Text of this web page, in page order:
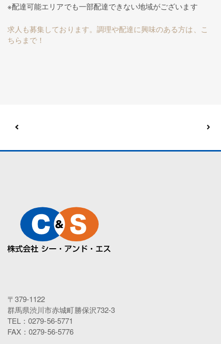
※配達可能エリアでも一部配達できない地域がございます
求人も募集しております。調理や配達に興味のある方は、こ
ちらまで！
〒379-1122
群馬県渋川市赤城町勝保沢732-3
TEL：0279-56-5771
FAX：0279-56-5776